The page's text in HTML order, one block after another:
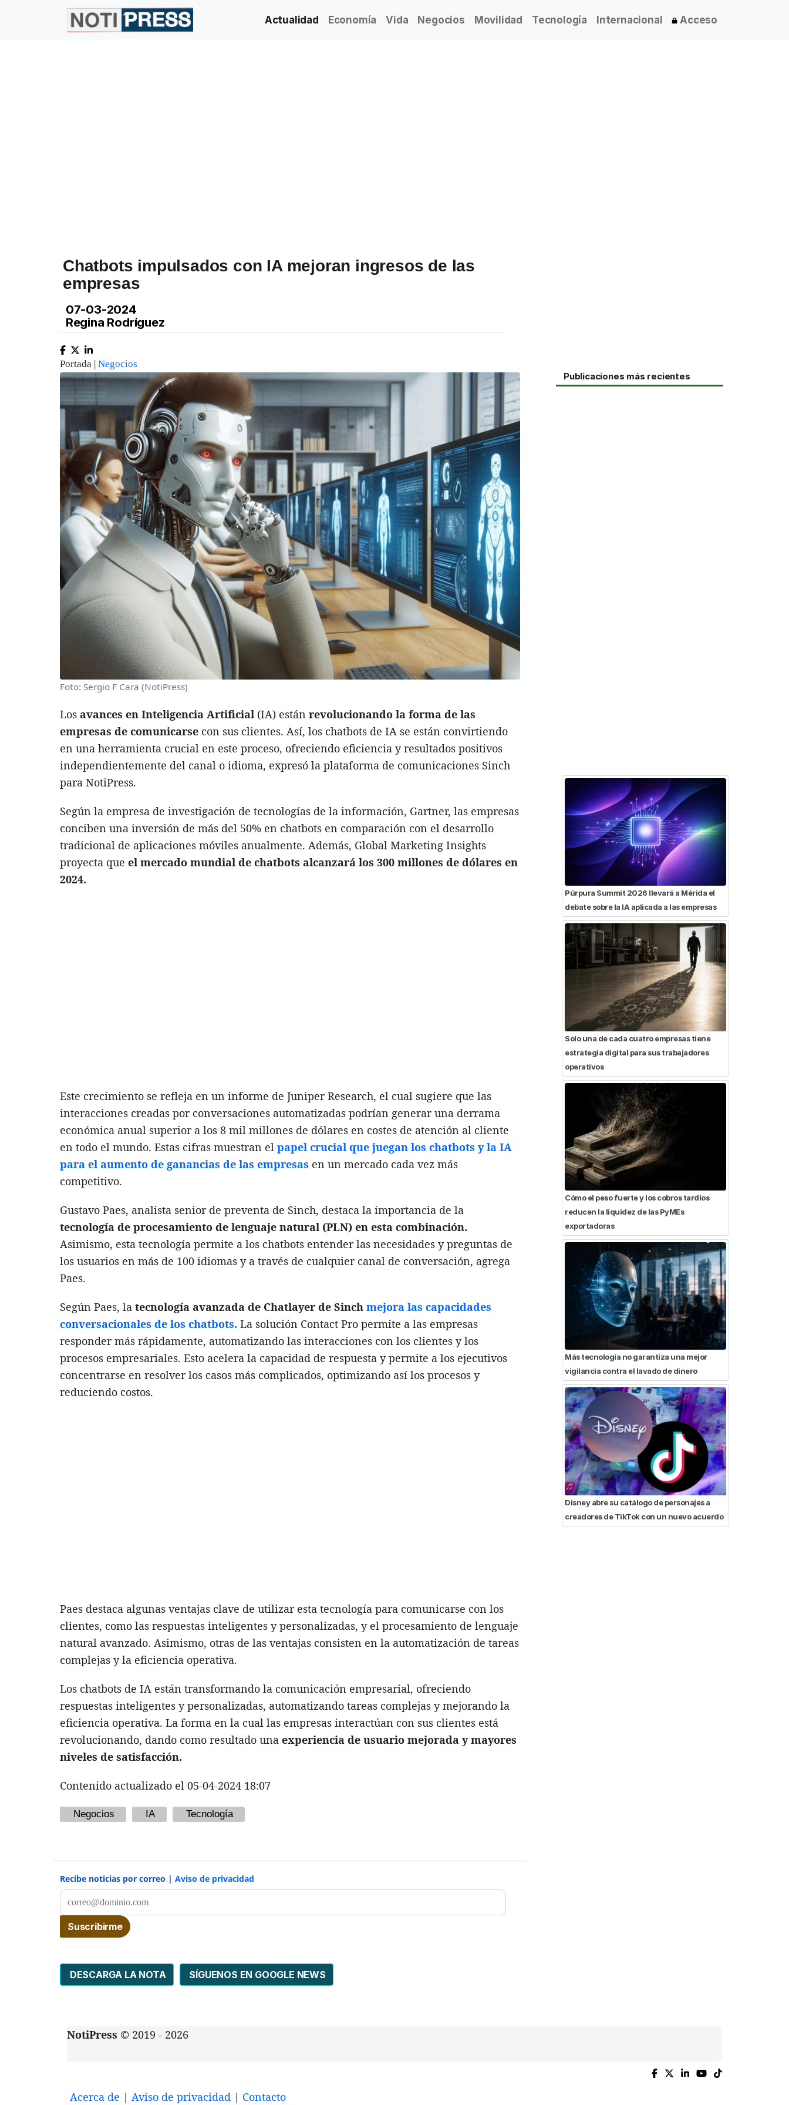
Actualidad Economía Vida Negocios Movilidad Tecnología Internacional Acceso
Chatbots impulsados con IA mejoran ingresos de las
empresas
07-03-2024
Regina Rodríguez
Portada | Negocios
Foto: Sergio F Cara (NotiPress)
Los avances en Inteligencia Artificial (IA) están revolucionando la forma de las
empresas de comunicarse con sus clientes. Así, los chatbots de IA se están convirtiendo
en una herramienta crucial en este proceso, ofreciendo eficiencia y resultados positivos
independientemente del canal o idioma, expresó la plataforma de comunicaciones Sinch
para NotiPress.
Según la empresa de investigación de tecnologías de la información, Gartner, las empresas
conciben una inversión de más del 50% en chatbots en comparación con el desarrollo
tradicional de aplicaciones móviles anualmente. Además, Global Marketing Insights
proyecta que el mercado mundial de chatbots alcanzará los 300 millones de dólares en
2024.
Este crecimiento se refleja en un informe de Juniper Research, el cual sugiere que las
interacciones creadas por conversaciones automatizadas podrían generar una derrama
económica anual superior a los 8 mil millones de dólares en costes de atención al cliente
en todo el mundo. Estas cifras muestran el papel crucial que juegan los chatbots y la IA
para el aumento de ganancias de las empresas en un mercado cada vez más
competitivo.
Gustavo Paes, analista senior de preventa de Sinch, destaca la importancia de la
tecnología de procesamiento de lenguaje natural (PLN) en esta combinación.
Asimismo, esta tecnología permite a los chatbots entender las necesidades y preguntas de
los usuarios en más de 100 idiomas y a través de cualquier canal de conversación, agrega
Paes.
Según Paes, la tecnología avanzada de Chatlayer de Sinch mejora las capacidades
conversacionales de los chatbots. La solución Contact Pro permite a las empresas
responder más rápidamente, automatizando las interacciones con los clientes y los
procesos empresariales. Esto acelera la capacidad de respuesta y permite a los ejecutivos
concentrarse en resolver los casos más complicados, optimizando así los procesos y
reduciendo costos.
Paes destaca algunas ventajas clave de utilizar esta tecnología para comunicarse con los
clientes, como las respuestas inteligentes y personalizadas, y el procesamiento de lenguaje
natural avanzado. Asimismo, otras de las ventajas consisten en la automatización de tareas
complejas y la eficiencia operativa.
Los chatbots de IA están transformando la comunicación empresarial, ofreciendo
respuestas inteligentes y personalizadas, automatizando tareas complejas y mejorando la
eficiencia operativa. La forma en la cual las empresas interactúan con sus clientes está
revolucionando, dando como resultado una experiencia de usuario mejorada y mayores
niveles de satisfacción.
Contenido actualizado el 05-04-2024 18:07
Negocios IA Tecnología
Recibe noticias por correo | Aviso de privacidad
DESCARGA LA NOTA SÍGUENOS EN GOOGLE NEWS
Publicaciones más recientes
Púrpura Summit 2026 llevará a Mérida el
debate sobre la IA aplicada a las empresas
Solo una de cada cuatro empresas tiene
estrategia digital para sus trabajadores
operativos
Cómo el peso fuerte y los cobros tardíos
reducen la liquidez de las PyMEs
exportadoras
Más tecnología no garantiza una mejor
vigilancia contra el lavado de dinero
Disney abre su catálogo de personajes a
creadores de TikTok con un nuevo acuerdo
NotiPress © 2019 - 2026
Acerca de | Aviso de privacidad | Contacto